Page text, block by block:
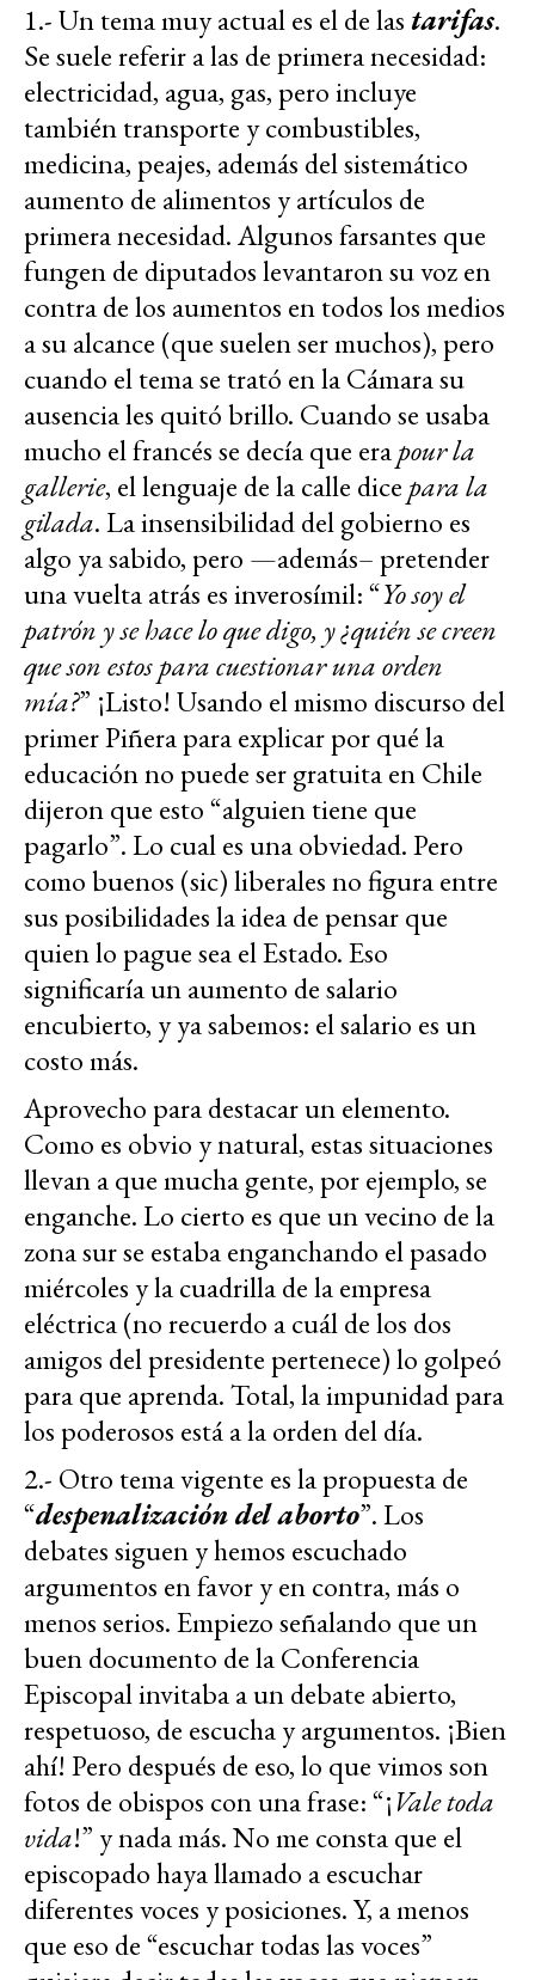
1.- Un tema muy actual es el de lastarifas.
Se suele referir a las de primera necesidad:
electricidad, agua, gas, pero incluye
también transporte y combustibles,
medicina, peajes, además del sistemático
aumento de alimentos y artículos de
primera necesidad. Algunos farsantes que
fungen de diputados levantaron su voz en
contra de los aumentos en todos los medios
a su alcance (que suelen ser muchos), pero
cuando el tema se trató en la Cámara su
ausencia les quitó brillo. Cuando se usaba
mucho el francés se decía que erapour la
gallerie, el lenguaje de la calle dice para la
gilada. La insensibilidad del gobierno es
algo ya sabido, pero —además– pretender
una vuelta atrás es inverosímil: “Yo soy el
patrón y se hace lo que digo, y ¿quién se creen
que son estos para cuestionar una orden
mía?” ¡Listo! Usando el mismo discurso del
primer Piñera para explicar por qué la
educación no puede ser gratuita en Chile
dijeron que esto “alguien tiene que
pagarlo”. Lo cual es una obviedad. Pero
como buenos (sic) liberales no figura entre
sus posibilidades la idea de pensar que
quien lo pague sea el Estado. Eso
significaría un aumento de salario
encubierto, y ya sabemos: el salario es un
costo más.
Aprovecho para destacar un elemento.
Como es obvio y natural, estas situaciones
llevan a que mucha gente, por ejemplo, se
enganche. Lo cierto es que un vecino de la
zona sur se estaba enganchando el pasado
miércoles y la cuadrilla de la empresa
eléctrica (no recuerdo a cuál de los dos
amigos del presidente pertenece) lo golpeó
para que aprenda. Total, la impunidad para
los poderosos está a la orden del día.
2.- Otro tema vigente es la propuesta de
“despenalización del aborto”. Los
debates siguen y hemos escuchado
argumentos en favor y en contra, más o
menos serios. Empiezo señalando que un
buen documento de la Conferencia
Episcopal invitaba a un debate abierto,
respetuoso, de escucha y argumentos. ¡Bien
ahí! Pero después de eso, lo que vimos son
fotos de obispos con una frase: “¡Vale toda
vida!” y nada más. No me consta que el
episcopado haya llamado a escuchar
diferentes voces y posiciones. Y, a menos
que eso de “escuchar todas las voces”